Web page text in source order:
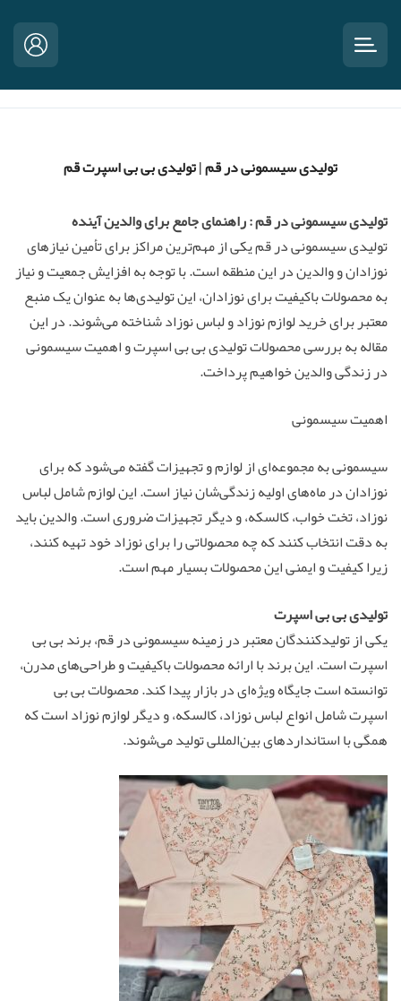
تولیدی سیسمونی در قم | تولیدی بی بی اسپرت قم
تولیدی سیسمونی در قم : راهنمای جامع برای والدین آینده
تولیدی سیسمونی در قم یکی از مهم‌ترین مراکز برای تأمین نیازهای
نوزادان و والدین در این منطقه است. با توجه به افزایش جمعیت و نیاز
به محصولات باکیفیت برای نوزادان، این تولیدی‌ها به عنوان یک منبع
معتبر برای خرید لوازم نوزاد و لباس نوزاد شناخته می‌شوند. در این
مقاله به بررسی محصولات تولیدی بی بی اسپرت و اهمیت سیسمونی
در زندگی والدین خواهیم پرداخت.
اهمیت سیسمونی
سیسمونی به مجموعه‌ای از لوازم و تجهیزات گفته می‌شود که برای
نوزادان در ماه‌های اولیه زندگی‌شان نیاز است. این لوازم شامل لباس
نوزاد، تخت خواب، کالسکه، و دیگر تجهیزات ضروری است. والدین باید
به دقت انتخاب کنند که چه محصولاتی را برای نوزاد خود تهیه کنند،
زیرا کیفیت و ایمنی این محصولات بسیار مهم است.
تولیدیبی بی اسپرت
یکی از تولیدکنندگان معتبر در زمینه سیسمونی در قم، برند بی بی
اسپرت است. این برند با ارائه محصولات باکیفیت و طراحی‌های مدرن،
توانسته است جایگاه ویژه‌ای در بازار پیدا کند. محصولات بی بی
اسپرت شامل انواع لباس نوزاد، کالسکه، و دیگر لوازم نوزاد است که
همگی با استانداردهای بین‌المللی تولید می‌شوند.